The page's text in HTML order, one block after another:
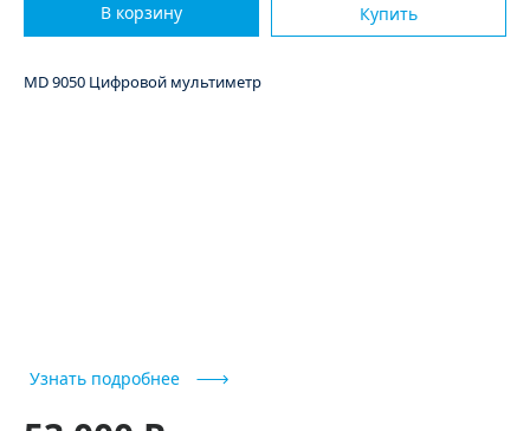
В корзину Купить
MD 9050 Цифровой мультиметр
Узнать подробнее